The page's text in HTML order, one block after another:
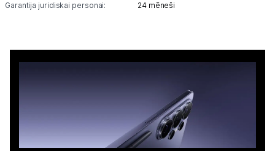
Garantija juridiskai personai: 24 mēneši